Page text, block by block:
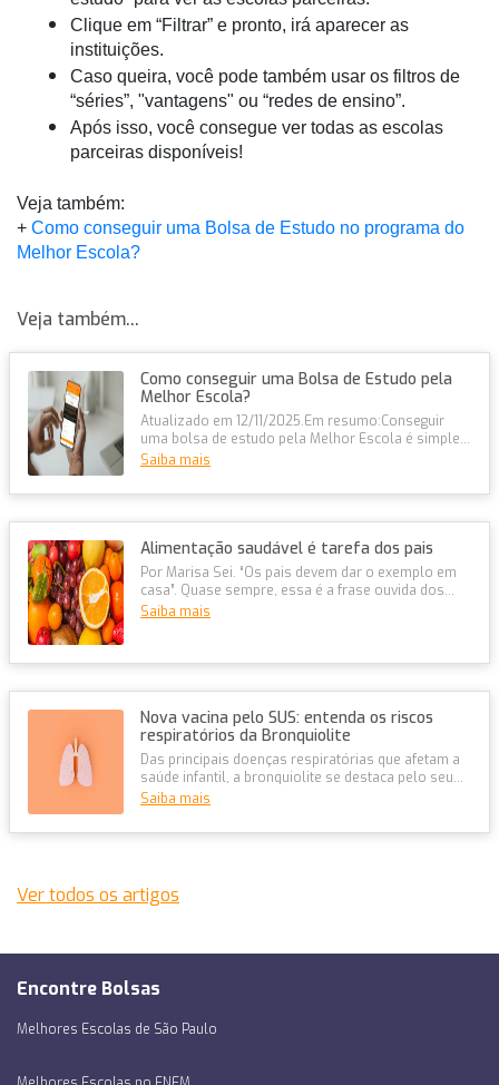
Clique em “Filtrar” e pronto, irá aparecer as
instituições.
Caso queira, você pode também usar os filtros de
“séries”, "vantagens" ou “redes de ensino”.
Após isso, você consegue ver todas as escolas
parceiras disponíveis!
Veja também:
+ Como conseguir uma Bolsa de Estudo no programa do
Melhor Escola?
Veja também...
Como conseguir uma Bolsa de Estudo pela
Melhor Escola?
Atualizado em 12/11/2025.Em resumo:Conseguir
uma bolsa de estudo pela Melhor Escola é simples
e 100% online, com descontos de...
Saiba mais
Alimentação saudável é tarefa dos pais
Por Marisa Sei. “Os pais devem dar o exemplo em
casa”. Quase sempre, essa é a frase ouvida dos
nutricionistas quando o as...
Saiba mais
Nova vacina pelo SUS: entenda os riscos
respiratórios da Bronquiolite
Das principais doenças respiratórias que afetam a
saúde infantil, a bronquiolite se destaca pelo seu
impacto e gravidade. Cau...
Saiba mais
Ver todos os artigos
Encontre Bolsas
Melhores Escolas de São Paulo